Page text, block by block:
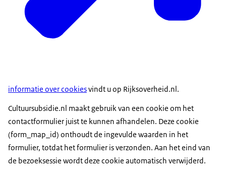
informatie over cookiesvindt u op Rijksoverheid.nl.
Cultuursubsidie.nl maakt gebruik van een cookie om het
contactformulier juist te kunnen afhandelen. Deze cookie
(form_map_id) onthoudt de ingevulde waarden in het
formulier, totdat het formulier is verzonden. Aan het eind van
de bezoeksessie wordt deze cookie automatisch verwijderd.